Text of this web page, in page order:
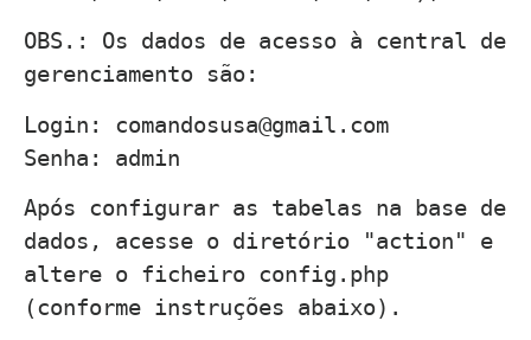
OBS.: Os dados de acesso à central de
gerenciamento são:
Login: comandosusa@gmail.com
Senha: admin
Após configurar as tabelas na base de
dados, acesse o diretório "action" e
altere o ficheiro config.php
(conforme instruções abaixo).